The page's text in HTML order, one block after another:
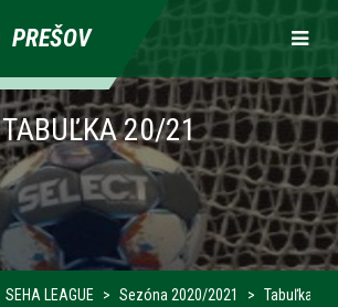
PREŠOV
TABUĽKA 20/21
SEHA LEAGUE Sezóna 2020/2021 Tabuľka